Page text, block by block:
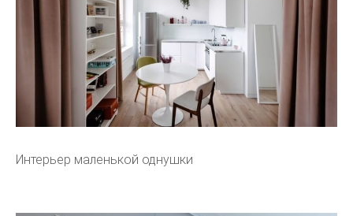
Интерьер маленькой однушки